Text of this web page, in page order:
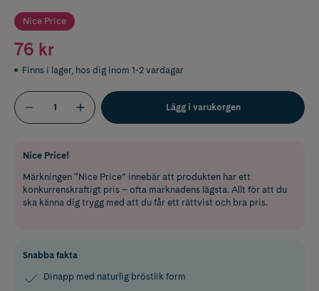
Nice Price
76 kr
Finns i lager, hos dig inom 1-2 vardagar
Lägg i varukorgen
Nice Price!
Märkningen “Nice Price” innebär att produkten har ett
konkurrenskraftigt pris – ofta marknadens lägsta. Allt för att du
ska känna dig trygg med att du får ett rättvist och bra pris.
Snabba fakta
Dinapp med naturlig bröstlik form